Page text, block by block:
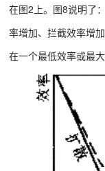
在图2上。图8说明了
率增加、拦截效率增
在一个最低效率或最大